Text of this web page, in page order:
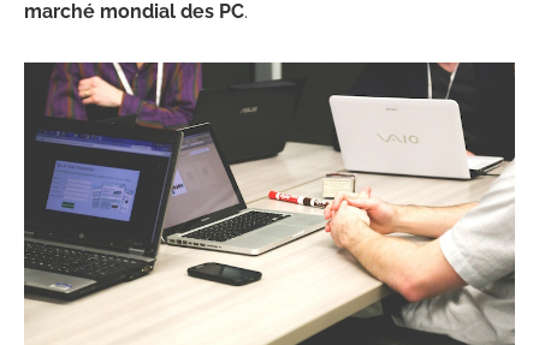
marché mondial des PC.